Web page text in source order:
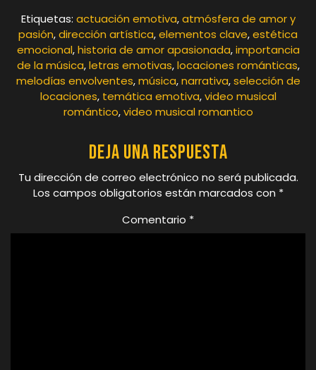
Etiquetas: actuación emotiva,atmósfera de amor y
pasión,dirección artística,elementos clave,estética
emocional,historia de amor apasionada,importancia
de la música,letras emotivas,locaciones románticas,
melodías envolventes,música,narrativa,selección de
locaciones, temática emotiva,video musical
romántico,video musical romantico
Deja una respuesta
Tu dirección de correo electrónico no será publicada.
Los campos obligatorios están marcados con *
Comentario *